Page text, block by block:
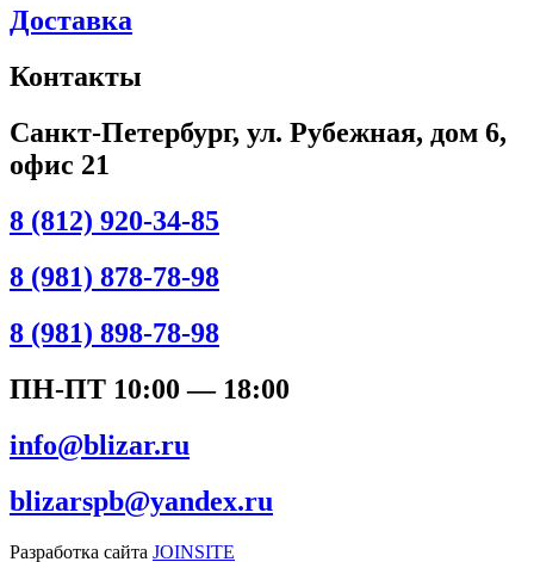
Доставка
Контакты
Санкт-Петербург, ул. Рубежная, дом 6,
офис 21
8 (812) 920-34-85
8 (981) 878-78-98
8 (981) 898-78-98
ПН-ПТ 10:00 — 18:00
info@blizar.ru
blizarspb@yandex.ru
Разработка сайта JOINSITE